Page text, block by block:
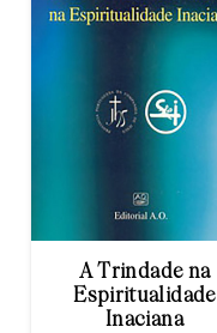
A Trindade na
Espiritualidade
Inaciana